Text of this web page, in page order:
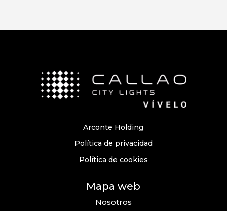
Arconte Holding
Política de privacidad
Política de cookies
Mapa web
Nosotros